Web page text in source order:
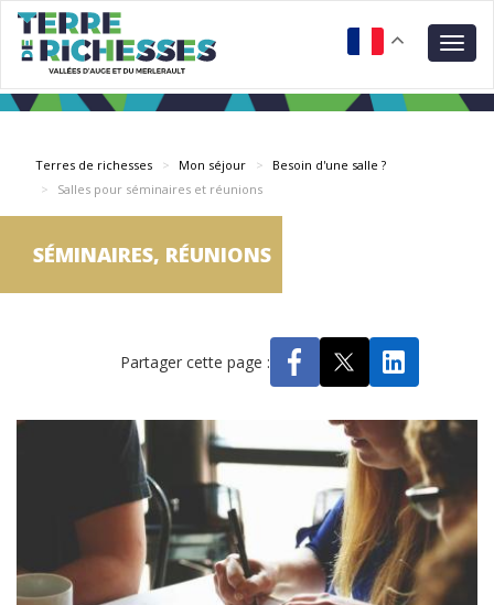
Aller
contenu
principal
Terres de richesses Mon séjour
Besoin d'une salle ?
Salles pour séminaires et réunions
SÉMINAIRES, RÉUNIONS
Partager cette page :
Panneau de gestion des cookies